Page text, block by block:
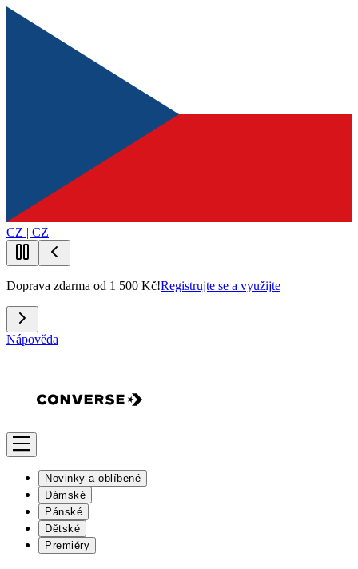
CZ | CZ
Doprava zdarma od 1 500 Kč!Registrujte se a využijte
Nápověda
Novinky a oblíbené
Dámské
Pánské
Dětské
Premiéry